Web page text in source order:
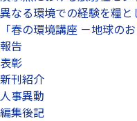
異なる環境での経験を糧と
「春の環境講座 －地球の
報告
表彰
新刊紹介
人事異動
編集後記